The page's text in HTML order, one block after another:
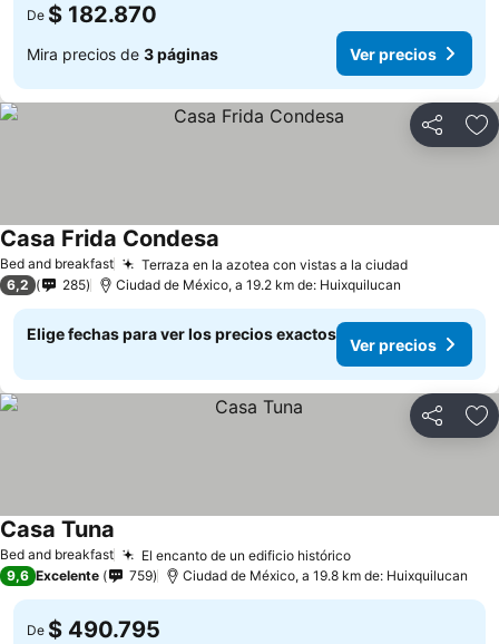
De $ 182.870
Mira precios de 3 páginas Ver precios
Compartir
Bed and breakfast Terraza en la azotea con vistas a la ciudad
Casa Frida Condesa
6,2 285 Ciudad de México, a 19.2 km de: Huixquilucan
Elige fechas para ver los precios exactos
Ver precios
Compartir
Bed and breakfast El encanto de un edificio histórico
Casa Tuna
9,6 Excelente 759 Ciudad de México, a 19.8 km de: Huixquilucan
De $ 490.795